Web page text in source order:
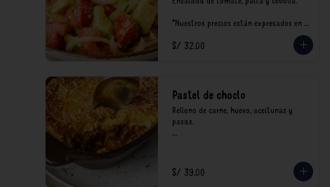
*Nuestros precios están expresados en
recargo al consumo.
S/ 32.00
Pastel de choclo
Relleno de carne, huevo, aceitunas y
pasas.
recargo al consumo.
S/ 39.00